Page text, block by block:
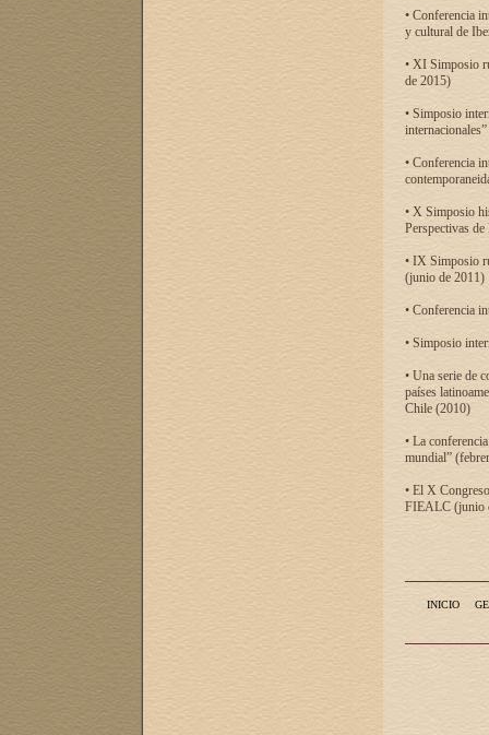
• Conferencia
y cultural de
• XI Simposio
de 2015)
• Simposio
• Conferencia
• X Simposio
Perspectivas
• IX Simposio
(junio de 2011)
• Conferencia
• Simposio
• Una serie de
países
Chile (2010)
• La
mundial”
• El X
FIEALC (junio
INICIO